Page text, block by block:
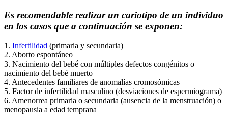
Es recomendable realizar un cariotipo de un individuo
en los casos que a continuación se exponen:
1. Infertilidad (primaria y secundaria)
2. Aborto espontáneo
3. Nacimiento del bebé con múltiples defectos congénitos o
nacimiento del bebé muerto
4. Antecedentes familiares de anomalías cromosómicas
5. Factor de infertilidad masculino (desviaciones de espermiograma)
6. Amenorrea primaria o secundaria (ausencia de la menstruación) o
menopausia a edad temprana